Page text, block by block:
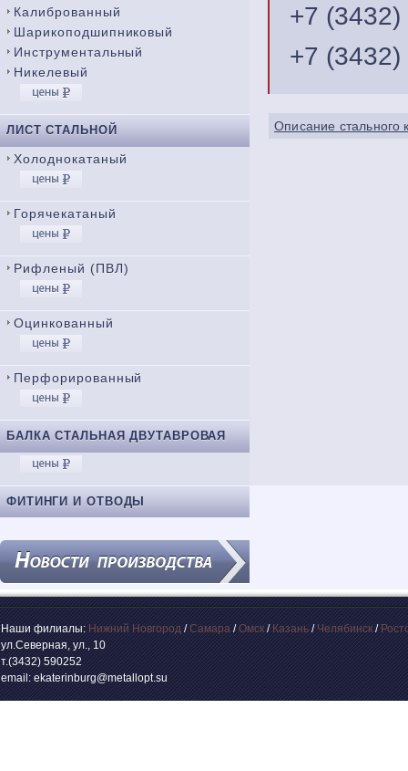
Калиброванный
Шарикоподшипниковый
Инструментальный
Никелевый
ЛИСТ СТАЛЬНОЙ
Холоднокатаный
Горячекатаный
Рифленый (ПВЛ)
Оцинкованный
Перфорированный
БАЛКА СТАЛЬНАЯ ДВУТАВРОВАЯ
ФИТИНГИ И ОТВОДЫ
+7
+7
Описание стального
Наши филиалы:Нижний Новгород /Самара /Омск/ Казань /Челябинск /
ул.Северная, ул., 10
т.(3432) 590252
email: ekaterinburg@metallopt.su